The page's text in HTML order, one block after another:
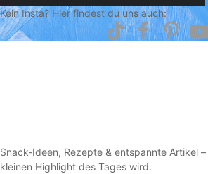
Kein Insta? Hier findest du uns auch:
Snack-Ideen, Rezepte & entspannte Artikel
kleinen Highlight des Tages wird.